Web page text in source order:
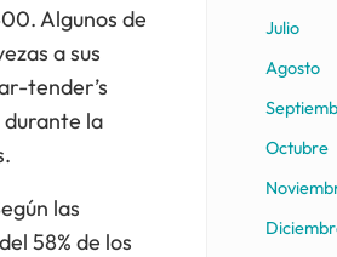
Algunos de
a sus
tender’s
durante la
las
58% de los
Julio
Agosto
Octubre